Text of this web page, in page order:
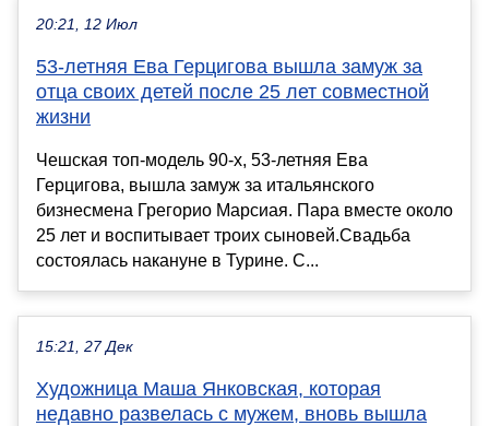
20:21, 12 Июл
53-летняя Ева Герцигова вышла замуж за
отца своих детей после 25 лет совместной
жизни
Чешская топ-модель 90-х, 53-летняя Ева
Герцигова, вышла замуж за итальянского
бизнесмена Грегорио Марсиая. Пара вместе около
25 лет и воспитывает троих сыновей.Свадьба
состоялась накануне в Турине. С...
15:21, 27 Дек
Художница Маша Янковская, которая
недавно развелась с мужем, вновь вышла